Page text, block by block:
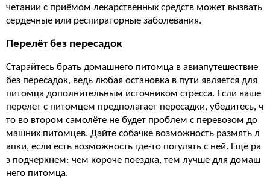
четании с приёмом лекарственных средств может вызвать
сердечные или респираторные заболевания.
Перелёт без пересадок
Старайтесь брать домашнего питомца в авиапутешествие
без пересадок, ведь любая остановка в пути является для
питомца дополнительным источником стресса. Если ваше
перелет с питомцем предполагает пересадки, убедитесь, ч
то во втором самолёте не будет проблем с перевозом до
машних питомцев. Дайте собачке возможность размять л
апки, если есть возможность где-то погулять с ней. Еще ра
з подчеркнем: чем короче поездка, тем лучше для домаш
него питомца.